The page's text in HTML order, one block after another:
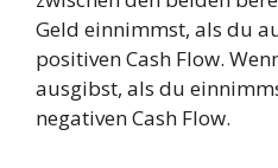
Geld einnimmst, als du
positiven Cash Flow.
ausgibst, als du
negativen Cash Flow.